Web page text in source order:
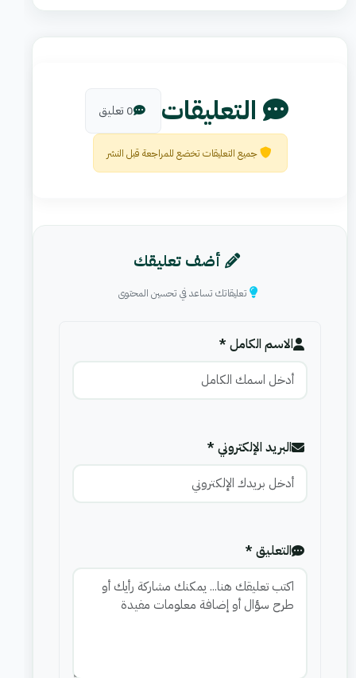
التعليقات 0 تعليق
جميع التعليقات تخضع للمراجعة قبل النشر
أضف تعليقك
تعليقاتك تساعد في تحسين المحتوى
الاسم الكامل *
البريد الإلكتروني *
التعليق *